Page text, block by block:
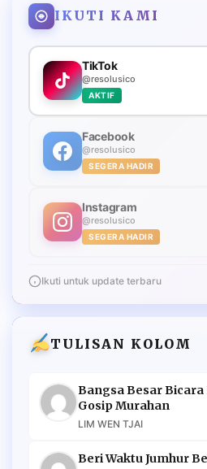
IKUTI KAMI
TikTok
@resolusico
AKTIF
Facebook
@resolusico
SEGERA HADIR
Instagram
@resolusico
SEGERA HADIR
Ikuti untuk update terbaru
TULISAN KOLOM
Bangsa Besar Bicara
Gosip Murahan
LIM WEN TJAI
Beri Waktu Jumhur